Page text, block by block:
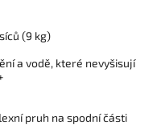
(9 kg)
a vodě, které nevyšisují
pruh na spodní části